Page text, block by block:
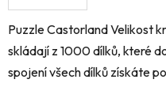
Puzzle Castorland Velikost
skládají z 1000 dílků, které
spojení všech dílků získáte